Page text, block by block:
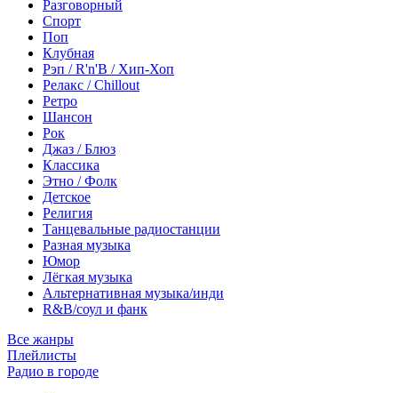
Разговорный
Спорт
Поп
Клубная
Рэп / R'n'B / Хип-Хоп
Релакс / Chillout
Ретро
Шансон
Рок
Джаз / Блюз
Классика
Этно / Фолк
Детское
Религия
Танцевальные радиостанции
Разная музыка
Юмор
Лёгкая музыка
Альтернативная музыка/инди
R&B/cоул и фанк
Все жанры
Плейлисты
Радио в городе